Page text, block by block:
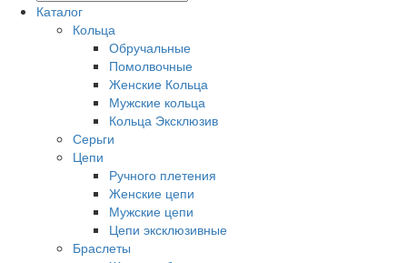
Каталог
Кольца
Обручальные
Помолвочные
Женские Кольца
Мужские кольца
Кольца Эксклюзив
Серьги
Цепи
Ручного плетения
Женские цепи
Мужские цепи
Цепи эксклюзивные
Браслеты